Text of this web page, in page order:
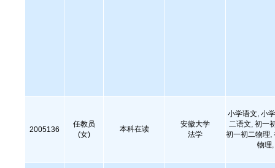
2005136
任教员
(女)
本科在读
安徽大学
法学
小学语文, 小
二语文, 初一
初一初二物理,
物理